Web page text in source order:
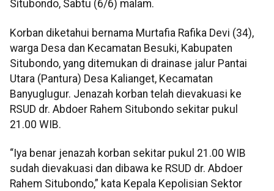
Situbondo, Sabtu (6/6) malam.
Korban diketahui bernama Murtafia Rafika Devi (34),
warga Desa dan Kecamatan Besuki, Kabupaten
Situbondo, yang ditemukan di drainase jalur Pantai
Utara (Pantura) Desa Kalianget, Kecamatan
Banyuglugur. Jenazah korban telah dievakuasi ke
RSUD dr. Abdoer Rahem Situbondo sekitar pukul
21.00 WIB.
“Iya benar jenazah korban sekitar pukul 21.00 WIB
sudah dievakuasi dan dibawa ke RSUD dr. Abdoer
Rahem Situbondo,” kata Kepala Kepolisian Sektor